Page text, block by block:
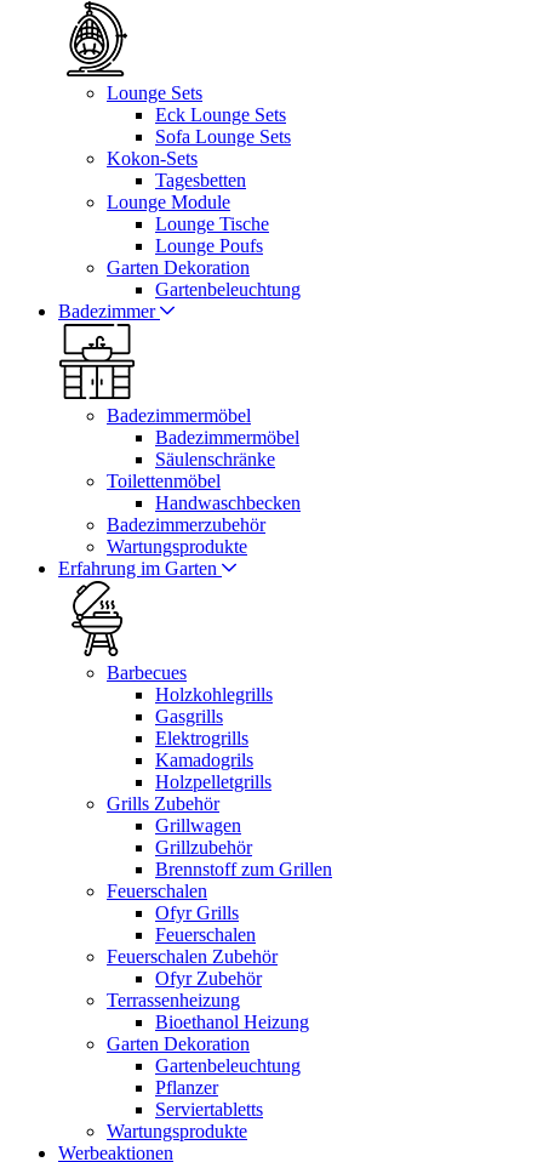
Lounge Sets
Eck Lounge Sets
Sofa Lounge Sets
Kokon-Sets
Tagesbetten
Lounge Module
Lounge Tische
Lounge Poufs
Garten Dekoration
Gartenbeleuchtung
Badezimmer
Badezimmermöbel
Badezimmermöbel
Säulenschränke
Toilettenmöbel
Handwaschbecken
Badezimmerzubehör
Wartungsprodukte
Erfahrung im Garten
Barbecues
Holzkohlegrills
Gasgrills
Elektrogrills
Kamadogrils
Holzpelletgrills
Grills Zubehör
Grillwagen
Grillzubehör
Brennstoff zum Grillen
Feuerschalen
Ofyr Grills
Feuerschalen
Feuerschalen Zubehör
Ofyr Zubehör
Terrassenheizung
Bioethanol Heizung
Garten Dekoration
Gartenbeleuchtung
Pflanzer
Serviertabletts
Wartungsprodukte
Werbeaktionen